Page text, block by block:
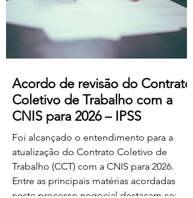
se a sua publicação no Boletim
Acordo de revisão do Contrato
Coletivo de Trabalho com a
CNIS para 2026 – IPSS
Foi alcançado o entendimento para a
atualização do Contrato Coletivo de
Trabalho (CCT) com a CNIS para 2026.
Entre as principais matérias acordadas
neste processo negocial destacam-se: